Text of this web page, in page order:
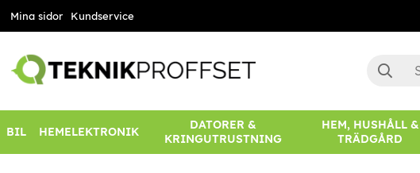
Mina sidor Kundservice
BIL HEMELEKTRONIK
DATORER &
KRINGUTRUSTNING
HEM, HUSHÅLL &
TRÄDGÅRD